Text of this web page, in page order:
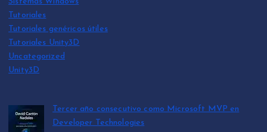
Tutoriales
Tutoriales genéricos útiles
Tutoriales Unity3D
Uncategorized
Unity3D
Tercer año consecutivo como Microsoft MVP en
Developer Technologies